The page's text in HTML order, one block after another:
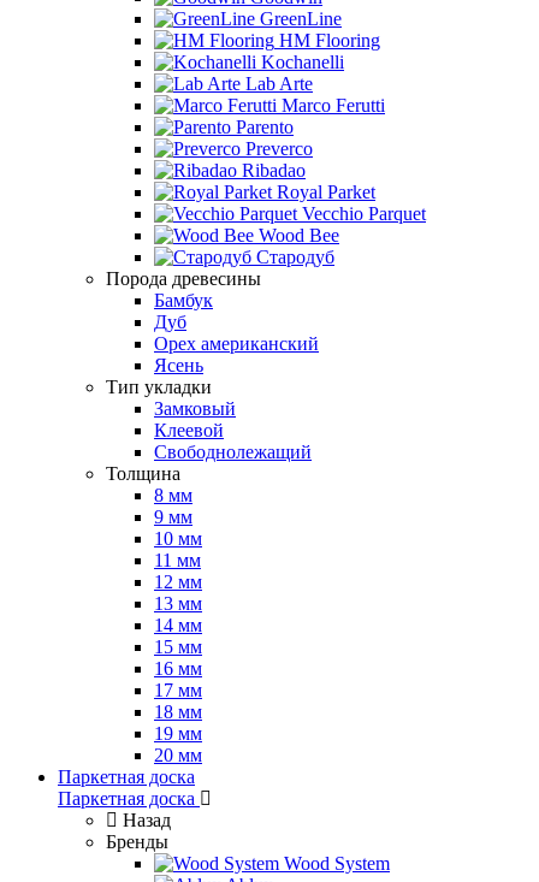
GreenLine
HM Flooring
Kochanelli
Lab Arte
Marco Ferutti
Parento
Preverco
Ribadao
Royal Parket
Vecchio Parquet
Wood Bee
Стародуб
Порода древесины
Бамбук
Дуб
Орех американский
Ясень
Тип укладки
Замковый
Клеевой
Свободнолежащий
Толщина
8 мм
9 мм
10 мм
11 мм
12 мм
13 мм
14 мм
15 мм
16 мм
17 мм
18 мм
19 мм
20 мм
Паркетная доска
Паркетная доска
Назад
Бренды
Wood System